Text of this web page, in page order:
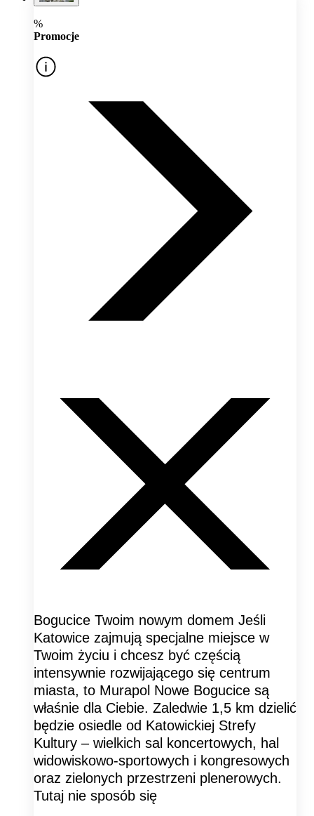
%
Promocje
Bogucice Twoim nowym domem Jeśli
Katowice zajmują specjalne miejsce w
Twoim życiu i chcesz być częścią
intensywnie rozwijającego się centrum
miasta, to Murapol Nowe Bogucice są
właśnie dla Ciebie. Zaledwie 1,5 km dzielić
będzie osiedle od Katowickiej Strefy
Kultury – wielkich sal koncertowych, hal
widowiskowo-sportowych i kongresowych
oraz zielonych przestrzeni plenerowych.
Tutaj nie sposób się